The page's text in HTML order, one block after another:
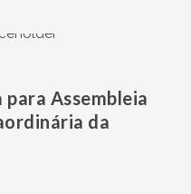
Assembleia
da